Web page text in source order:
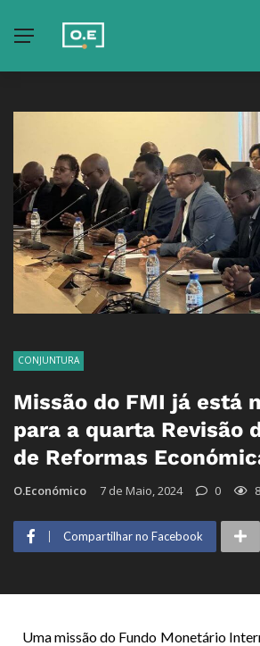
CONJUNTURA
Missão do FMI já está
para a quarta Revisão
de Reformas
O.Económico 7 de Maio, 2024 0
Compartilhar no Facebook
Uma missão do Fundo Monetário